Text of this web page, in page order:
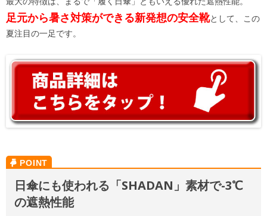
足元から暑さ対策ができる新発想の安全靴として、この
夏注目の一足です。
日傘にも使われる「SHADAN」素材で-3℃
の遮熱性能